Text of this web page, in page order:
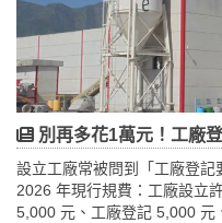
別再多花1萬元！工廠登記費用
設立工廠常被問到「工廠登
2026 年現行規費：工廠設立
5,000 元、工廠登記 5,000 元